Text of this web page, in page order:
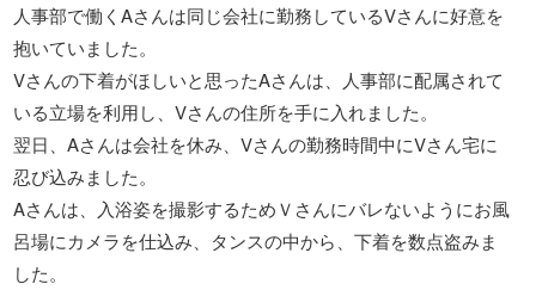
人事部で働くAさんは同じ会社に勤務しているVさんに好意を
抱いていました。
Vさんの下着がほしいと思ったAさんは、人事部に配属されて
いる立場を利用し、Vさんの住所を手に入れました。
翌日、Aさんは会社を休み、Vさんの勤務時間中にVさん宅に
忍び込みました。
Aさんは、入浴姿を撮影するためＶさんにバレないようにお風
呂場にカメラを仕込み、タンスの中から、下着を数点盗みま
した。